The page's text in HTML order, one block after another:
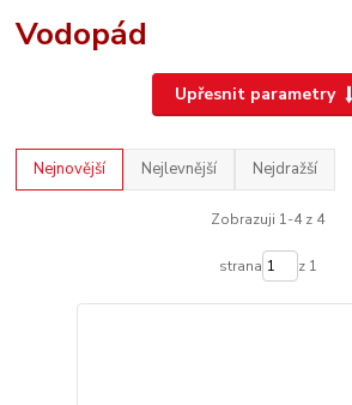
Vodopád
Upřesnit parametry
Nejnovější Nejlevnější Nejdražší
Zobrazuji 1-4 z 4
strana z 1